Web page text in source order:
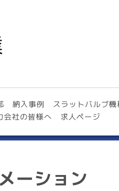
納入事例 スラットバルブ機
会社の皆様へ 求人ページ
ーション